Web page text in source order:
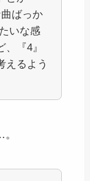
曲ばっか
いな感
『4』
えるよう